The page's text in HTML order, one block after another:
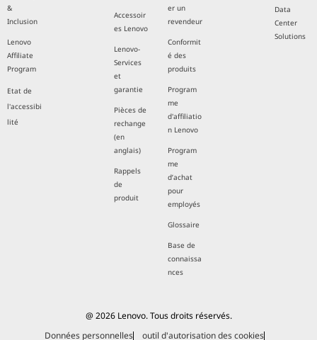
&
Inclusion
Lenovo
Affiliate
Program
Etat de
l'accessibi
lité
Accessoir
es Lenovo
Lenovo-
Services
et
garantie
Pièces de
rechange
(en
anglais)
Rappels
de
produit
er un
revendeur
Conformit
é des
produits
Program
me
d'affiliatio
n Lenovo
Program
me
d’achat
pour
employés
Glossaire
Base de
connaissa
nces
Data
Center
Solutions
@ 2026 Lenovo. Tous droits réservés.
Données personnelles
outil d'autorisation des cookies